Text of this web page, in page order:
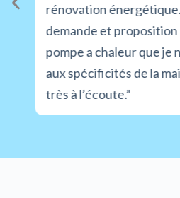
rénovation énergétique.
demande et proposition
pompe a chaleur que je
aux spécificités de la
très à l’écoute.”